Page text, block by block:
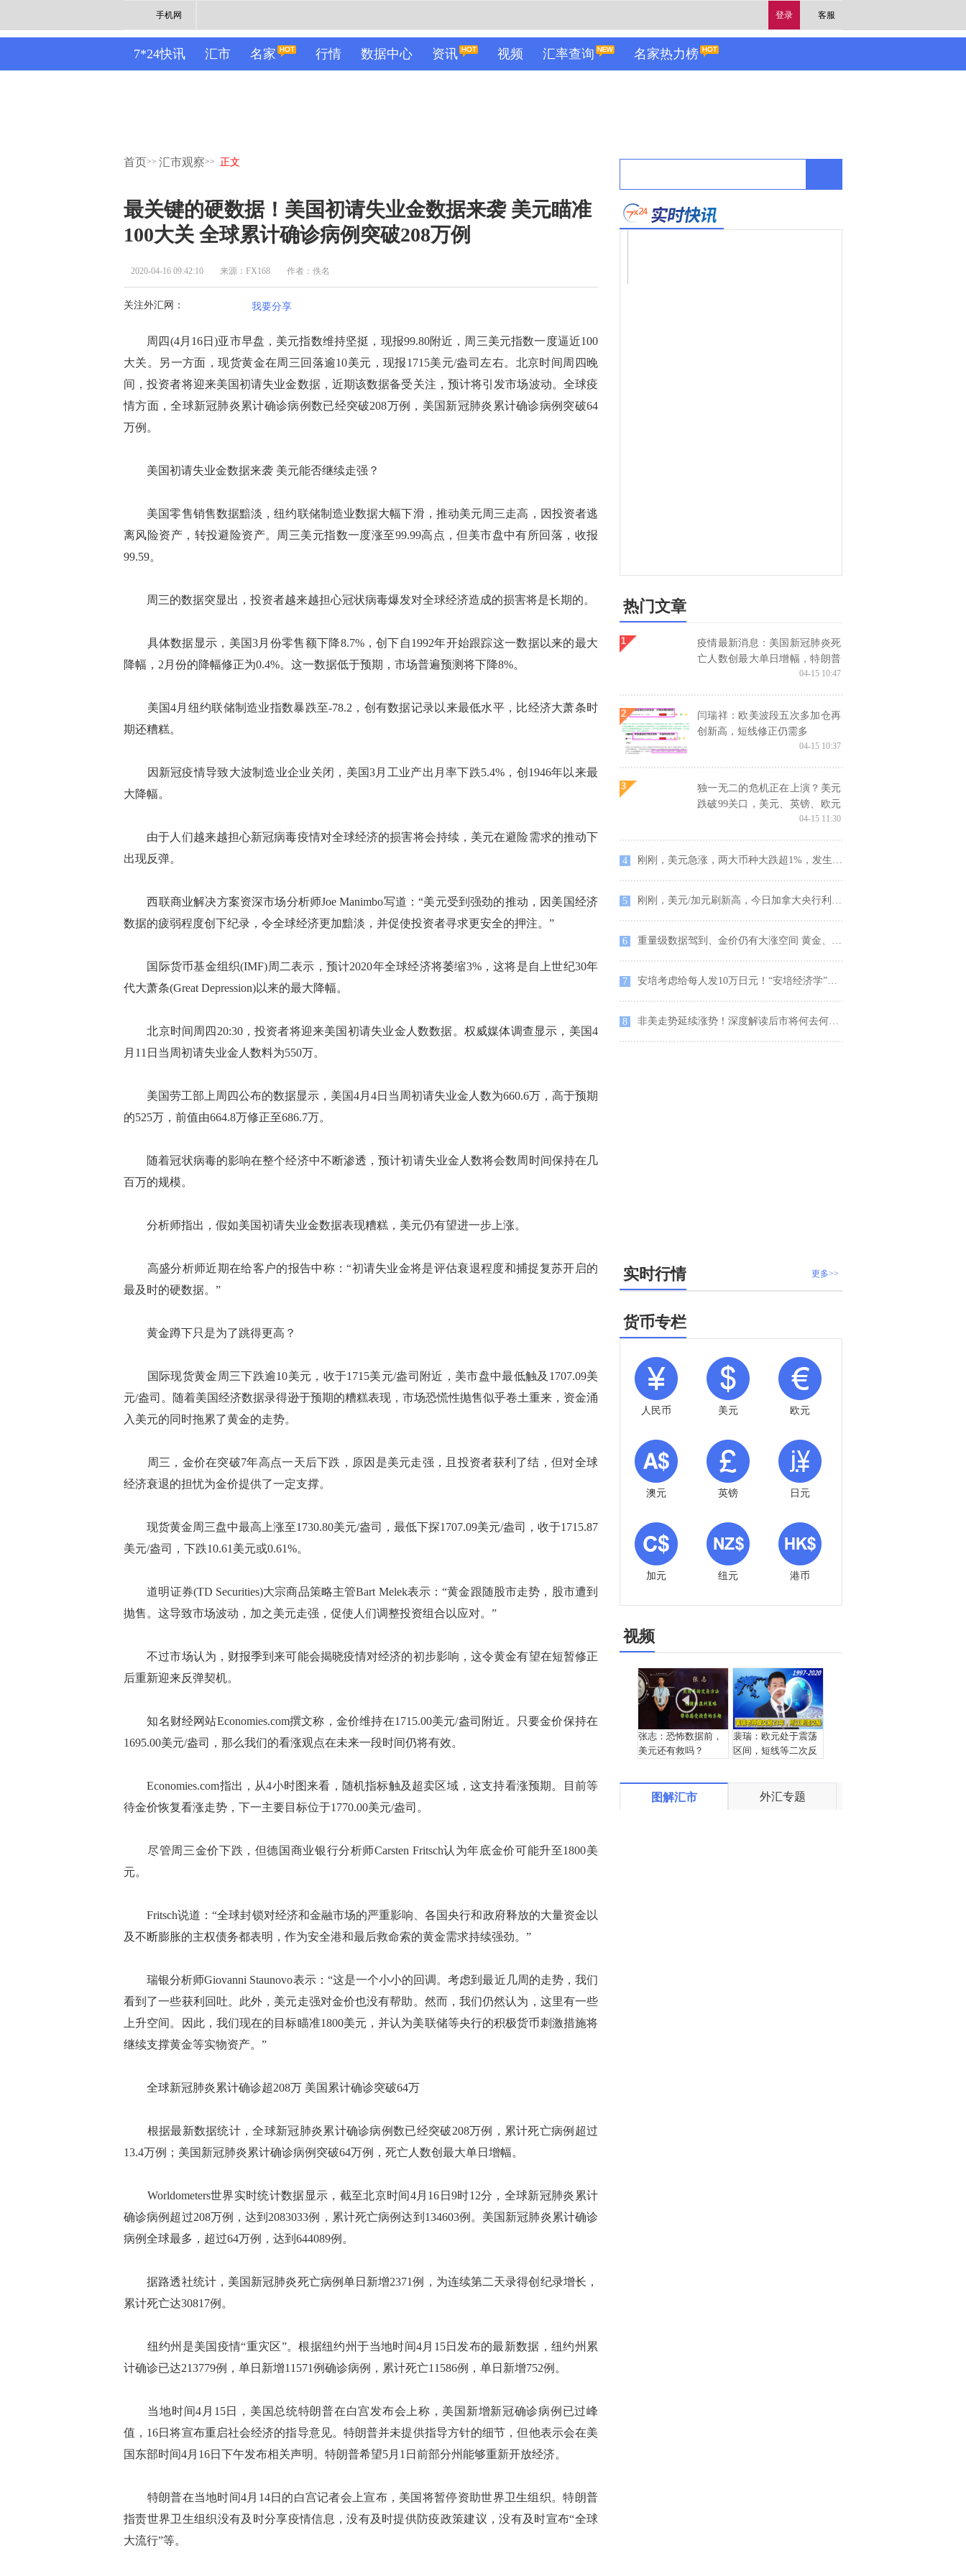
登录 客服
手机网
7*24快讯 汇市 名家 行情 数据中心 资讯 视频 汇率查询 名家热力榜
首页>> 汇市观察>> 正文
最关键的硬数据！美国初请失业金数据来袭 美元瞄准
100大关 全球累计确诊病例突破208万例
2020-04-16 09:42:10 来源：FX168 作者：佚名
关注外汇网： 我要分享
周四(4月16日)亚市早盘，美元指数维持坚挺，现报99.80附近，周三美元指数一度逼近100
大关。另一方面，现货黄金在周三回落逾10美元，现报1715美元/盎司左右。北京时间周四晚
间，投资者将迎来美国初请失业金数据，近期该数据备受关注，预计将引发市场波动。全球疫
情方面，全球新冠肺炎累计确诊病例数已经突破208万例，美国新冠肺炎累计确诊病例突破64
万例。
美国初请失业金数据来袭 美元能否继续走强？
美国零售销售数据黯淡，纽约联储制造业数据大幅下滑，推动美元周三走高，因投资者逃
离风险资产，转投避险资产。周三美元指数一度涨至99.99高点，但美市盘中有所回落，收报
99.59。
周三的数据突显出，投资者越来越担心冠状病毒爆发对全球经济造成的损害将是长期的。
具体数据显示，美国3月份零售额下降8.7%，创下自1992年开始跟踪这一数据以来的最大
降幅，2月份的降幅修正为0.4%。这一数据低于预期，市场普遍预测将下降8%。
美国4月纽约联储制造业指数暴跌至-78.2，创有数据记录以来最低水平，比经济大萧条时
期还糟糕。
因新冠疫情导致大波制造业企业关闭，美国3月工业产出月率下跌5.4%，创1946年以来最
大降幅。
由于人们越来越担心新冠病毒疫情对全球经济的损害将会持续，美元在避险需求的推动下
出现反弹。
西联商业解决方案资深市场分析师Joe Manimbo写道：“美元受到强劲的推动，因美国经济
数据的疲弱程度创下纪录，令全球经济更加黯淡，并促使投资者寻求更安全的押注。”
国际货币基金组织(IMF)周二表示，预计2020年全球经济将萎缩3%，这将是自上世纪30年
代大萧条(Great Depression)以来的最大降幅。
北京时间周四20:30，投资者将迎来美国初请失业金人数数据。权威媒体调查显示，美国4
月11日当周初请失业金人数料为550万。
美国劳工部上周四公布的数据显示，美国4月4日当周初请失业金人数为660.6万，高于预期
的525万，前值由664.8万修正至686.7万。
随着冠状病毒的影响在整个经济中不断渗透，预计初请失业金人数将会数周时间保持在几
百万的规模。
分析师指出，假如美国初请失业金数据表现糟糕，美元仍有望进一步上涨。
高盛分析师近期在给客户的报告中称：“初请失业金将是评估衰退程度和捕捉复苏开启的
最及时的硬数据。”
黄金蹲下只是为了跳得更高？
国际现货黄金周三下跌逾10美元，收于1715美元/盎司附近，美市盘中最低触及1707.09美
元/盎司。随着美国经济数据录得逊于预期的糟糕表现，市场恐慌性抛售似乎卷土重来，资金涌
入美元的同时拖累了黄金的走势。
周三，金价在突破7年高点一天后下跌，原因是美元走强，且投资者获利了结，但对全球
经济衰退的担忧为金价提供了一定支撑。
现货黄金周三盘中最高上涨至1730.80美元/盎司，最低下探1707.09美元/盎司，收于1715.87
美元/盎司，下跌10.61美元或0.61%。
道明证券(TD Securities)大宗商品策略主管Bart Melek表示：“黄金跟随股市走势，股市遭到
抛售。这导致市场波动，加之美元走强，促使人们调整投资组合以应对。”
不过市场认为，财报季到来可能会揭晓疫情对经济的初步影响，这令黄金有望在短暂修正
后重新迎来反弹契机。
知名财经网站Economies.com撰文称，金价维持在1715.00美元/盎司附近。只要金价保持在
1695.00美元/盎司，那么我们的看涨观点在未来一段时间仍将有效。
Economies.com指出，从4小时图来看，随机指标触及超卖区域，这支持看涨预期。目前等
待金价恢复看涨走势，下一主要目标位于1770.00美元/盎司。
尽管周三金价下跌，但德国商业银行分析师Carsten Fritsch认为年底金价可能升至1800美
元。
Fritsch说道：“全球封锁对经济和金融市场的严重影响、各国央行和政府释放的大量资金以
及不断膨胀的主权债务都表明，作为安全港和最后救命索的黄金需求持续强劲。”
瑞银分析师Giovanni Staunovo表示：“这是一个小小的回调。考虑到最近几周的走势，我们
看到了一些获利回吐。此外，美元走强对金价也没有帮助。然而，我们仍然认为，这里有一些
上升空间。因此，我们现在的目标瞄准1800美元，并认为美联储等央行的积极货币刺激措施将
继续支撑黄金等实物资产。”
全球新冠肺炎累计确诊超208万 美国累计确诊突破64万
根据最新数据统计，全球新冠肺炎累计确诊病例数已经突破208万例，累计死亡病例超过
13.4万例；美国新冠肺炎累计确诊病例突破64万例，死亡人数创最大单日增幅。
Worldometers世界实时统计数据显示，截至北京时间4月16日9时12分，全球新冠肺炎累计
确诊病例超过208万例，达到2083033例，累计死亡病例达到134603例。美国新冠肺炎累计确诊
病例全球最多，超过64万例，达到644089例。
据路透社统计，美国新冠肺炎死亡病例单日新增2371例，为连续第二天录得创纪录增长，
累计死亡达30817例。
纽约州是美国疫情“重灾区”。根据纽约州于当地时间4月15日发布的最新数据，纽约州累
计确诊已达213779例，单日新增11571例确诊病例，累计死亡11586例，单日新增752例。
当地时间4月15日，美国总统特朗普在白宫发布会上称，美国新增新冠确诊病例已过峰
值，16日将宣布重启社会经济的指导意见。特朗普并未提供指导方针的细节，但他表示会在美
国东部时间4月16日下午发布相关声明。特朗普希望5月1日前部分州能够重新开放经济。
特朗普在当地时间4月14日的白宫记者会上宣布，美国将暂停资助世界卫生组织。特朗普
指责世界卫生组织没有及时分享疫情信息，没有及时提供防疫政策建议，没有及时宣布“全球
大流行”等。
热门文章
疫情最新消息：美国新冠肺炎死
亡人数创最大单日增幅，特朗普
却表示部分州可能在5月1日前重
04-15 10:47
闫瑞祥：欧美波段五次多加仓再
创新高，短线修正仍需多
04-15 10:37
独一无二的危机正在上演？美元
跌破99关口，美元、英镑、欧元
04-15 11:30
4 刚刚，美元急涨，两大币种大跌超1%，发生了什么？
5 刚刚，美元/加元刷新高，今日加拿大央行利率决议能给我们带来什么惊喜？
6 重量级数据驾到、金价仍有大涨空间 黄金、白银、欧元、美元指数、英镑、日元及澳元最新技术前景分析
7 安培考虑给每人发10万日元！“安培经济学”能否解决日本燃眉之急？
8 非美走势延续涨势！深度解读后市将何去何从？
更多>>
实时行情
货币专栏
人民币 美元 欧元
澳元 英镑 日元
加元 纽元 港币
视频
张志：恐怖数据前，
美元还有救吗？
裴瑞：欧元处于震荡
区间，短线等二次反
图解汇市 外汇专题